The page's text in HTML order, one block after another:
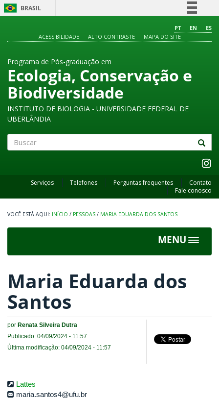
BRASIL
Comunica BR
Acesso à informação
Legislação
PT EN
ES
ACESSIBILIDADE
ALTO CONTRASTE MAPA DO SITE
Programa de Pós-graduação em
Ecologia, Conservação e
Biodiversidade
INSTITUTO DE BIOLOGIA - UNIVERSIDADE FEDERAL DE
UBERLÂNDIA
Serviços Telefones Perguntas frequentes
Contato
Fale conosco
INÍCIO / PESSOAS / MARIA EDUARDA DOS SANTOS
MENU
Toggle
Maria Eduarda dos
Santos
por Renata Silveira Dutra
Publicado: 04/09/2024 - 11:57
Última modificação: 04/09/2024 - 11:57
Lattes
maria.santos4@ufu.br